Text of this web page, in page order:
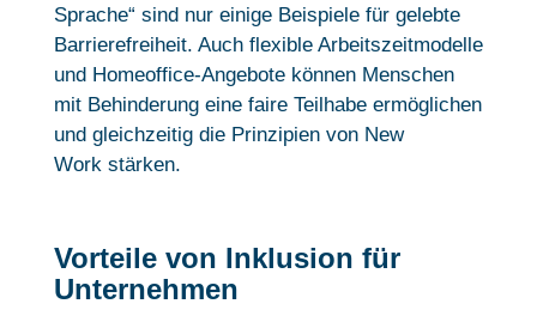
Sprache“ sind nur einige Beispiele für gelebte
Barrierefreiheit. Auch flexible Arbeitszeitmodelle
und Homeoffice-Angebote können Menschen
mit Behinderung eine faire Teilhabe ermöglichen
und gleichzeitig die Prinzipien von New
Work stärken.
Vorteile von Inklusion für
Unternehmen